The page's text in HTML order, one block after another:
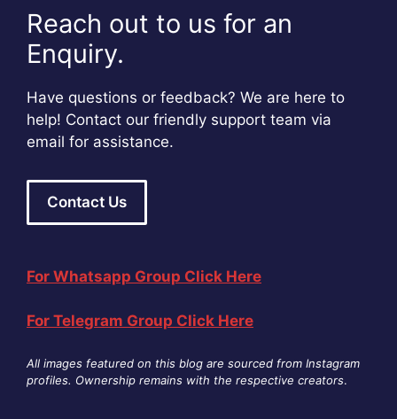
Reach out to us for an
Enquiry.
Have questions or feedback? We are here to
help! Contact our friendly support team via
email for assistance.
Contact Us
For Whatsapp Group Click Here
For Telegram Group Click Here
All images featured on this blog are sourced from Instagram
profiles. Ownership remains with the respective creators.